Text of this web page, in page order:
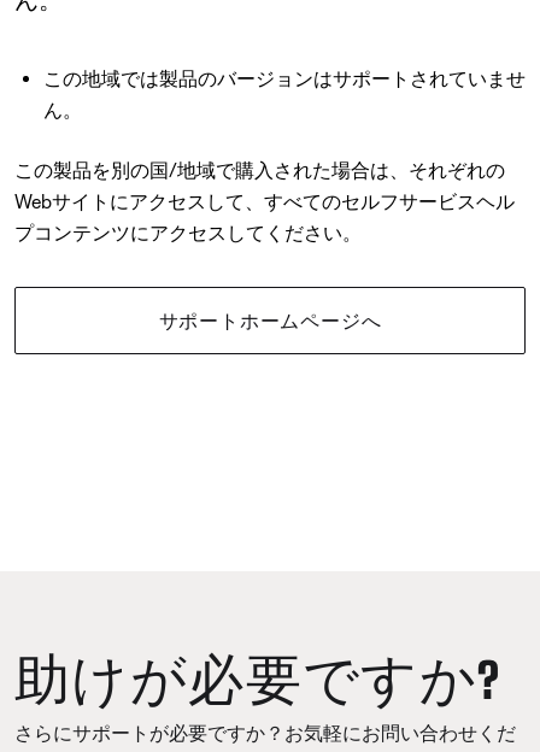
この地域では製品のバージョンはサポートされていませ
ん。
この製品を別の国/地域で購入された場合は、それぞれの
Webサイトにアクセスして、すべてのセルフサービスヘル
プコンテンツにアクセスしてください。
サポートホームページへ
助けが必要ですか?
さらにサポートが必要ですか？お気軽にお問い合わせくだ